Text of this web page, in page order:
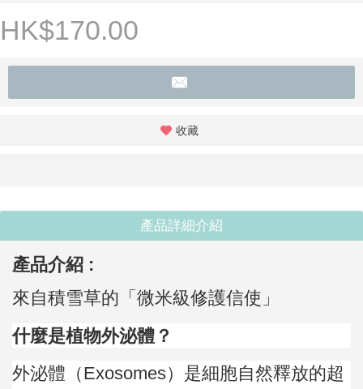
HK$170.00
收藏
產品詳細介紹
產品介紹 :
來自積雪草的「微米級修護信使」
什麼是植物外泌體？
外泌體（Exosomes）是細胞自然釋放的超